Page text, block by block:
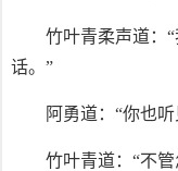
竹叶青柔声道：
话。”
阿勇道：“你也
竹叶青道：“不